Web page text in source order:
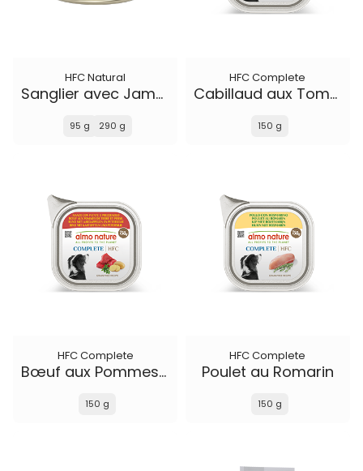
HFC Natural
Sanglier avec Jambon et Fruits des Bois
95 g 290 g
HFC Complete
Cabillaud aux Tomates
150 g
HFC Complete
Bœuf aux Pommes de Terre et Persil
150 g
HFC Complete
Poulet au Romarin
150 g